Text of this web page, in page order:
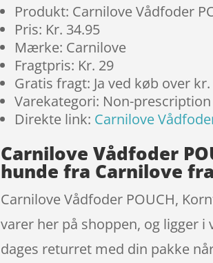
Produkt: Carnilove Vådfoder
Pris: Kr. 34.95
Mærke: Carnilove
Fragtpris: Kr. 29
Gratis fragt: Ja ved køb over
Varekategori: Non-
Direkte link: Carnilove
Carnilove Vådfoder
hunde fra Carnilove
Carnilove Vådfoder POUCH,
varer her på shoppen, og ligger
dages returret med din pakke